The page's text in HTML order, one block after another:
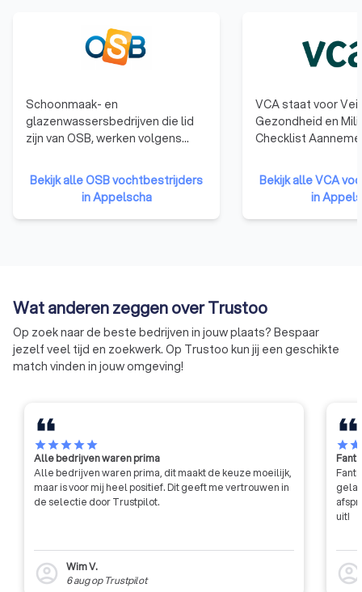
Schoonmaak- en
glazenwassersbedrijven die lid
zijn van OSB, werken volgens
Zij hebben het OSB-Keurmerk
dat kwaliteit en financiële
betrouwbaarheid uitstraalt. Deze
bedrijven gaan netjes om met
kwaliteit bij schoonmaak- en
glazenwasserbedrijven te
herkennen.
Bekijk alle OSB vochtbestrijders
in Appelscha
VCA staat voor
Gezondheid en
Checklist
laten bedrijven
en ervaring
gebied van veilig
werken en dat het
Bekijk alle VCA
in
Wat anderen zeggen over Trustoo
Op zoek naar de beste bedrijven in jouw plaats? Bespaar
jezelf veel tijd en zoekwerk. Op Trustoo kun jij een geschikte
match vinden in jouw omgeving!
starstarstarstarstar
Alle bedrijven waren prima
Alle bedrijven waren prima, dit maakt de keuze moeilijk,
maar is voor mij heel positief. Dit geeft me vertrouwen in
de selectie door Trustpilot.
account_circle
Wim V.
6 augop Trustpilot
starstar
uit!
account_circle